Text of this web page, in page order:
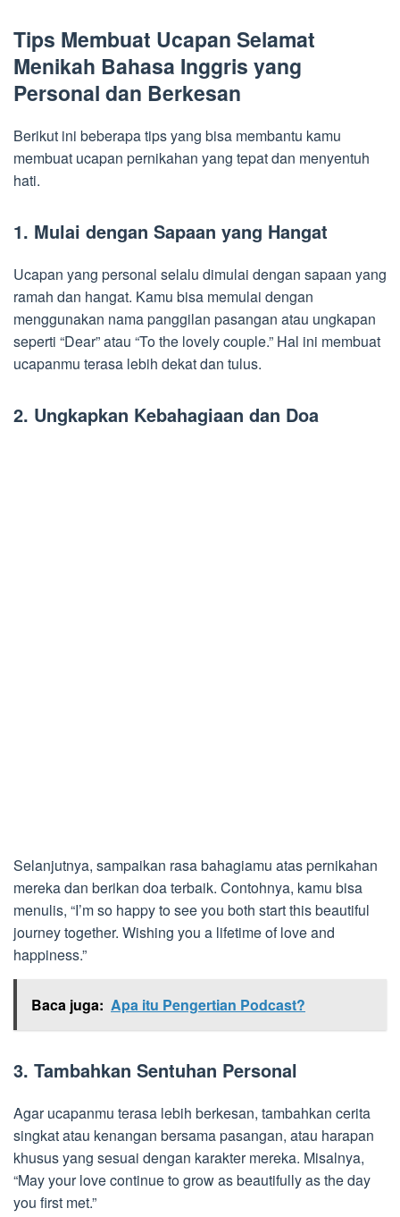
Tips Membuat Ucapan Selamat
Menikah Bahasa Inggris yang
Personal dan Berkesan
Berikut ini beberapa tips yang bisa membantu kamu
membuat ucapan pernikahan yang tepat dan menyentuh
hati.
1. Mulai dengan Sapaan yang Hangat
Ucapan yang personal selalu dimulai dengan sapaan yang
ramah dan hangat. Kamu bisa memulai dengan
menggunakan nama panggilan pasangan atau ungkapan
seperti “Dear” atau “To the lovely couple.” Hal ini membuat
ucapanmu terasa lebih dekat dan tulus.
2. Ungkapkan Kebahagiaan dan Doa
Selanjutnya, sampaikan rasa bahagiamu atas pernikahan
mereka dan berikan doa terbaik. Contohnya, kamu bisa
menulis, “I’m so happy to see you both start this beautiful
journey together. Wishing you a lifetime of love and
happiness.”
Baca juga: Apa itu Pengertian Podcast?
3. Tambahkan Sentuhan Personal
Agar ucapanmu terasa lebih berkesan, tambahkan cerita
singkat atau kenangan bersama pasangan, atau harapan
khusus yang sesuai dengan karakter mereka. Misalnya,
“May your love continue to grow as beautifully as the day
you first met.”